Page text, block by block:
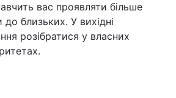
вас проявляти більше
до близьких. У вихідні
розібратися у власних